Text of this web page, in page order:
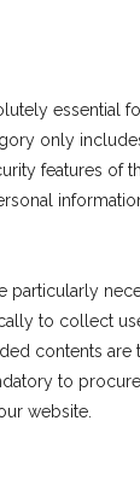
essential
only
features of
particularly
to collect
contents are
to
website.